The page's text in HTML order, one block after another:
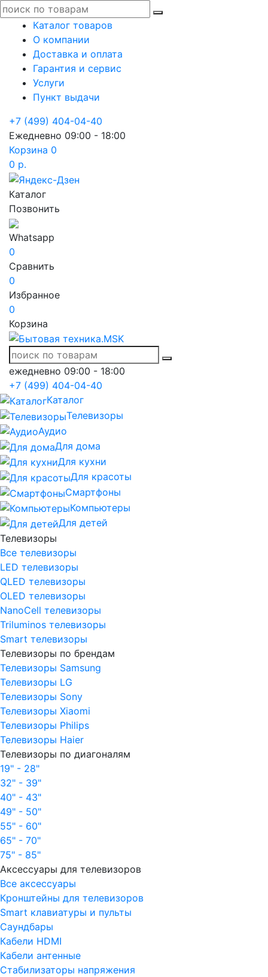
Каталог товаров
О компании
Доставка и оплата
Гарантия и сервис
Услуги
Пункт выдачи
+7 (499) 404-04-40
Ежедневно 09:00 - 18:00
Корзина 0
0 р.
Каталог
Позвонить
Whatsapp
0
Сравнить
0
Избранное
0
Корзина
ежедневно 09:00 - 18:00
+7 (499) 404-04-40
Каталог
Телевизоры
Аудио
Для дома
Для кухни
Для красоты
Смартфоны
Компьютеры
Для детей
Телевизоры
Все телевизоры
LED телевизоры
QLED телевизоры
OLED телевизоры
NanoCell телевизоры
Triluminos телевизоры
Smart телевизоры
Телевизоры по брендам
Телевизоры Samsung
Телевизоры LG
Телевизоры Sony
Телевизоры Xiaomi
Телевизоры Philips
Телевизоры Haier
Телевизоры по диагоналям
19" - 28"
32" - 39"
40" - 43"
49" - 50"
55" - 60"
65" - 70"
75" - 85"
Аксессуары для телевизоров
Все аксессуары
Кронштейны для телевизоров
Smart клавиатуры и пульты
Саундбары
Кабели HDMI
Кабели антенные
Стабилизаторы напряжения